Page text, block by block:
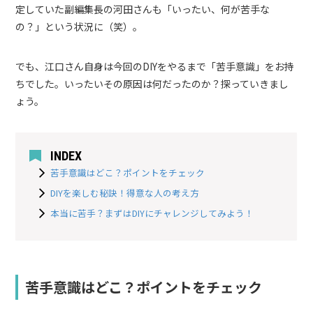
定していた副編集長の河田さんも「いったい、何が苦手な
の？」という状況に（笑）。
でも、江口さん自身は今回のDIYをやるまで「苦手意識」をお持
ちでした。いったいその原因は何だったのか？探っていきまし
ょう。
INDEX
苦手意識はどこ？ポイントをチェック
DIYを楽しむ秘訣！得意な人の考え方
本当に苦手？まずはDIYにチャレンジしてみよう！
苦手意識はどこ？ポイントをチェック